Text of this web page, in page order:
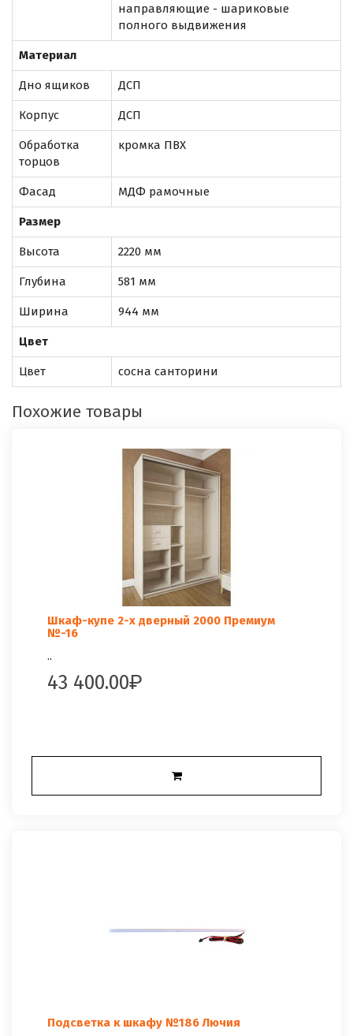
направляющие - шариковые
полного выдвижения
Материал
Дно ящиков ДСП
Корпус ДСП
Обработка
торцов
кромка ПВХ
Фасад МДФ рамочные
Размер
Высота 2220 мм
Глубина 581 мм
Ширина 944 мм
Цвет
Цвет сосна санторини
Похожие товары
Шкаф-купе 2-х дверный 2000 Премиум
№-16
..
43 400.00
Подсветка к шкафу №186 Лючия